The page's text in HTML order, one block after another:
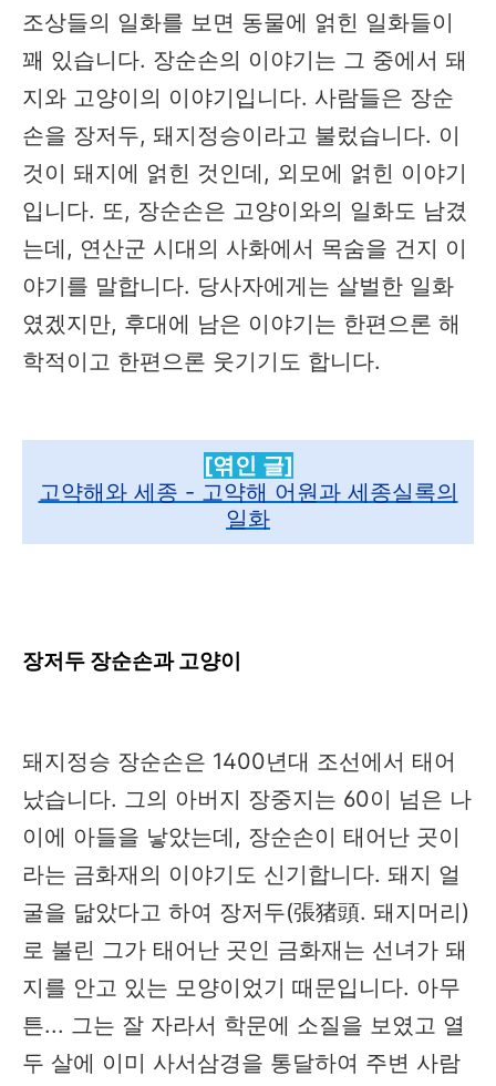
조상들의 일화를 보면 동물에 얽힌 일화들이
꽤 있습니다. 장순손의 이야기는 그 중에서 돼
지와 고양이의 이야기입니다. 사람들은 장순
손을 장저두, 돼지정승이라고 불렀습니다. 이
것이 돼지에 얽힌 것인데, 외모에 얽힌 이야기
입니다. 또, 장순손은 고양이와의 일화도 남겼
는데, 연산군 시대의 사화에서 목숨을 건지 이
야기를 말합니다. 당사자에게는 살벌한 일화
였겠지만, 후대에 남은 이야기는 한편으론 해
학적이고 한편으론 웃기기도 합니다.
[엮인 글]
고약해와 세종 - 고약해 어원과 세종실록의
일화
장저두 장순손과 고양이
돼지정승 장순손은 1400년대 조선에서 태어
났습니다. 그의 아버지 장중지는 60이 넘은 나
이에 아들을 낳았는데, 장순손이 태어난 곳이
라는 금화재의 이야기도 신기합니다. 돼지 얼
굴을 닮았다고 하여 장저두(張猪頭. 돼지머리)
로 불린 그가 태어난 곳인 금화재는 선녀가 돼
지를 안고 있는 모양이었기 때문입니다. 아무
튼... 그는 잘 자라서 학문에 소질을 보였고 열
두 살에 이미 사서삼경을 통달하여 주변 사람